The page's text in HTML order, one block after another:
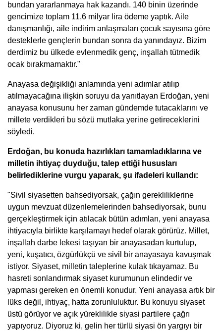
bundan yararlanmaya hak kazandı. 140 binin üzerinde
gencimize toplam 11,6 milyar lira ödeme yaptık. Aile
danışmanlığı, aile indirim anlaşmaları çocuk sayısına göre
desteklerle gençlerin bundan sonra da yanındayız. Bizim
derdimiz bu ülkede evlenmedik genç, inşallah tütmedik
ocak bırakmamaktır."
Anayasa değişikliği anlamında yeni adımlar atılıp
atılmayacağına ilişkin soruyu da yanıtlayan Erdoğan, yeni
anayasa konusunu her zaman gündemde tutacaklarını ve
millete verdikleri bu sözü mutlaka yerine getireceklerini
söyledi.
Erdoğan, bu konuda hazırlıkları tamamladıklarına ve
milletin ihtiyaç duyduğu, talep ettiği hususları
belirlediklerine vurgu yaparak, şu ifadeleri kullandı:
"Sivil siyasetten bahsediyorsak, çağın gerekliliklerine
uygun mevzuat düzenlemelerinden bahsediyorsak, bunu
gerçekleştirmek için atılacak bütün adımları, yeni anayasa
ihtiyacıyla birlikte karşılamayı hedef olarak görürüz. Millet,
inşallah darbe lekesi taşıyan bir anayasadan kurtulup,
yeni, kuşatıcı, özgürlükçü ve sivil bir anayasaya kavuşmak
istiyor. Siyaset, milletin taleplerine kulak tıkayamaz. Bu
hasreti sonlandırmak siyaset kurumunun elindedir ve
yapması gereken en önemli konudur. Yeni anayasa artık bir
lüks değil, ihtiyaç, hatta zorunluluktur. Bu konuyu siyaset
üstü görüyor ve açık yüreklilikle siyasi partilere çağrı
yapıyoruz. Diyoruz ki, gelin her türlü siyasi ön yargıyı bir